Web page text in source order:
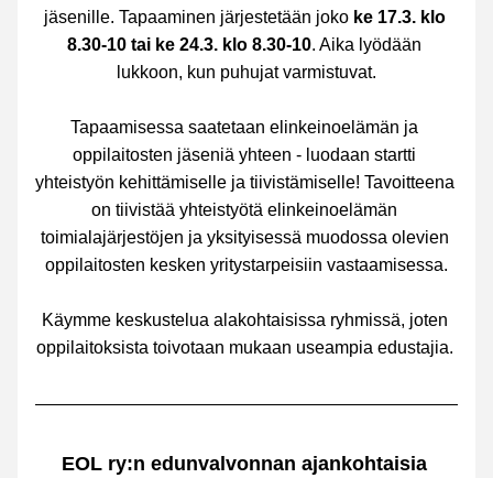
jäsenille. Tapaaminen järjestetään joko ke 17.3. klo
8.30-10 tai ke 24.3. klo 8.30-10. Aika lyödään
lukkoon, kun puhujat varmistuvat.
Tapaamisessa saatetaan elinkeinoelämän ja
oppilaitosten jäseniä yhteen - luodaan startti
yhteistyön kehittämiselle ja tiivistämiselle! Tavoitteena
on tiivistää yhteistyötä elinkeinoelämän
toimialajärjestöjen ja yksityisessä muodossa olevien
oppilaitosten kesken yritystarpeisiin vastaamisessa.
Käymme keskustelua alakohtaisissa ryhmissä, joten
oppilaitoksista toivotaan mukaan useampia edustajia.
EOL ry:n edunvalvonnan ajankohtaisia